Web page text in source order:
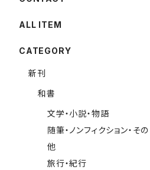
ALL ITEM
CATEGORY
新刊
和書
文学・小説・物語
随筆・ノンフィクション・その
他
旅行・紀行